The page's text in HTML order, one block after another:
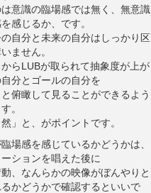
意識の臨場感では無く、無意識
感じるか、です。
自分と未来の自分はしっかり区
ません。
らLUBが取られて抽象度が上が
自分とゴールの自分を
と俯瞰して見ることができるよう
。
」と、がポイントです。
場感を感じているかどうかは、
ションを唱えた後に
、なんらかの映像がぼんやりと
かどうかで確認するといいで